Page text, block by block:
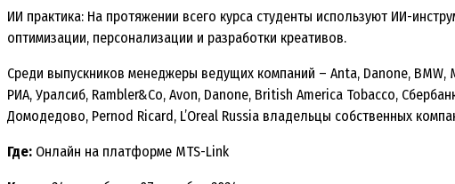
ИИ практика: На протяжении всего курса студенты используют ИИ-
оптимизации, персонализации и разработки креативов.
Среди выпускников менеджеры ведущих компаний – Anta, Danone,
РИА, Уралсиб, Rambler&Co, Avon, Danone, British America Tobacco,
Домодедово, Pernod Ricard, L’Oreal Russia владельцы собственных
Где: Онлайн на платформе MTS-Link